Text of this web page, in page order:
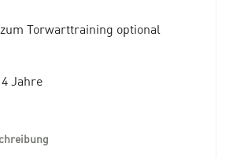
Torwarttraining optional
Jahre